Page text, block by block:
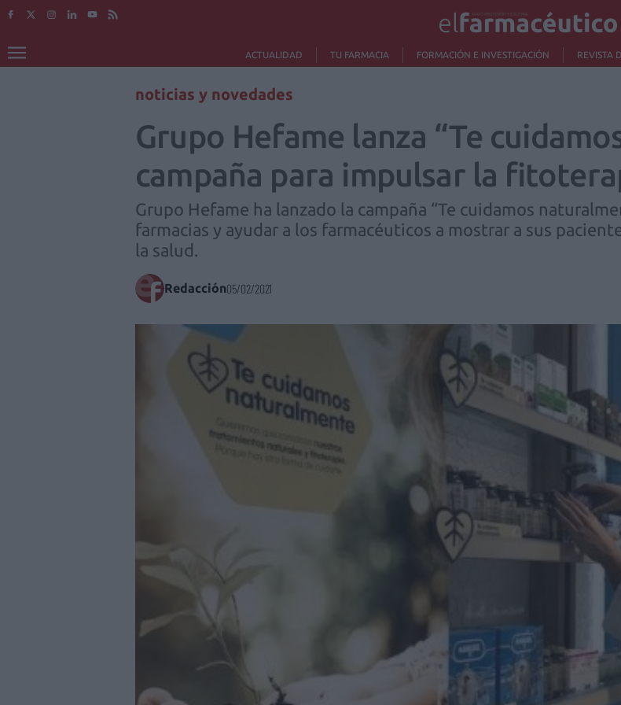
ACTUALIDAD TU FARMACIA FORMACIÓN E INVESTIGACIÓN REVISTA
noticias y novedades
Grupo Hefame lanza “Te
campaña para impulsar la
Grupo Hefame ha lanzado la campaña “Te cuidamos
farmacias y ayudar a los farmacéuticos a mostrar a sus
la salud.
Redacción05/02/2021